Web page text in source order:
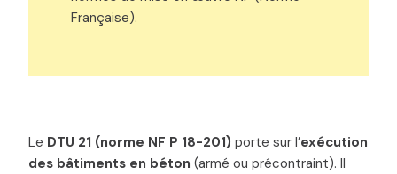
Française).
Le DTU 21 (norme NF P 18-201) porte sur l’exécution
des bâtiments en béton (armé ou précontraint). Il